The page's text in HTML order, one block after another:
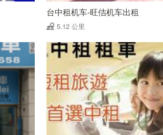
台中租机车-旺佶机车出租
5.12 公里